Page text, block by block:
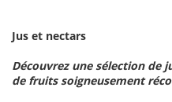
Jus et nectars
Découvrez une sélection de
de fruits soigneusement